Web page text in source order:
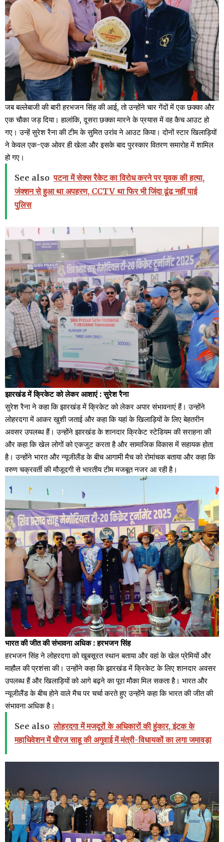
जब बल्लेबाजी की बारी हरभजन सिंह की आई, तो उन्होंने चार गेंदों में एक छक्का और
एक चौका जड़ दिया। हालांकि, दूसरा छक्का मारने के प्रयास में वह कैच आउट हो
गए। उन्हें सुरेश रैना की टीम के सुमित उरांव ने आउट किया। दोनों स्टार खिलाड़ियों
ने केवल एक-एक ओवर ही खेला और इसके बाद पुरस्कार वितरण समारोह में शामिल
हो गए।
See also पटना में सेक्स रैकेट का विरोध करने पर युवक की हत्या,
जंक्शन से हुआ था अपहरण, CCTV था फिर भी जिंदा ढूंढ नहीं पाई
पुलिस
झारखंड में क्रिकेट को लेकर आशाएं : सुरेश रैना
सुरेश रैना ने कहा कि झारखंड में क्रिकेट को लेकर अपार संभावनाएं हैं। उन्होंने
लोहरदगा में आकर खुशी जताई और कहा कि यहां के खिलाड़ियों के लिए बेहतरीन
अवसर उपलब्ध हैं। उन्होंने झारखंड के शानदार क्रिकेट स्टेडियम की सराहना की
और कहा कि खेल लोगों को एकजुट करता है और सामाजिक विकास में सहायक होता
है। उन्होंने भारत और न्यूजीलैंड के बीच आगामी मैच को रोमांचक बताया और कहा कि
वरुण चक्रवर्ती की मौजूदगी से भारतीय टीम मजबूत नजर आ रही है।
भारत की जीत की संभावना अधिक : हरभजन सिंह
हरभजन सिंह ने लोहरदगा को खूबसूरत स्थान बताया और वहां के खेल प्रेमियों और
माहौल की प्रशंसा की। उन्होंने कहा कि झारखंड में क्रिकेट के लिए शानदार अवसर
उपलब्ध हैं और खिलाड़ियों को आगे बढ़ने का पूरा मौका मिल सकता है। भारत और
न्यूजीलैंड के बीच होने वाले मैच पर चर्चा करते हुए उन्होंने कहा कि भारत की जीत की
संभावना अधिक है।
See also लोहरदगा में मजदूरों के अधिकारों की हुंकार, इंटक के
महाधिवेशन में धीरज साहू की अगुवाई में मंत्री-विधायकों का लगा जमावड़ा